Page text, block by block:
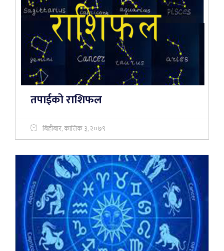
तपाईको राशिफल
बिहीबार, कात्तिक ३, २०७९